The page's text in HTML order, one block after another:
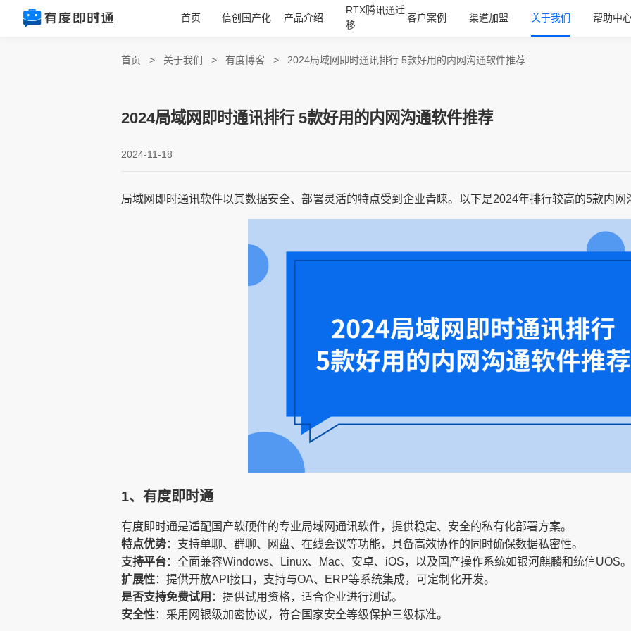
首页 信创国产化 产品介绍
RTX腾讯通迁
移
客户案例 渠道加盟 关于我们 帮助中
首页 > 关于我们 > 有度博客 > 2024局域网即时通讯排行 5款好用的内网沟通软件推荐
2024局域网即时通讯排行 5款好用的内网沟通软件推荐
2024-11-18
局域网即时通讯软件以其数据安全、部署灵活的特点受到企业青睐。以下是2024年排行较高的5款内网
1、有度即时通
有度即时通是适配国产软硬件的专业局域网通讯软件，提供稳定、安全的私有化部署方案。
特点优势：支持单聊、群聊、网盘、在线会议等功能，具备高效协作的同时确保数据私密性。
支持平台：全面兼容Windows、Linux、Mac、安卓、iOS，以及国产操作系统如银河麒麟和统信UOS。
扩展性：提供开放API接口，支持与OA、ERP等系统集成，可定制化开发。
是否支持免费试用 ：提供试用资格，适合企业进行测试。
安全性：采用网银级加密协议，符合国家安全等级保护三级标准。